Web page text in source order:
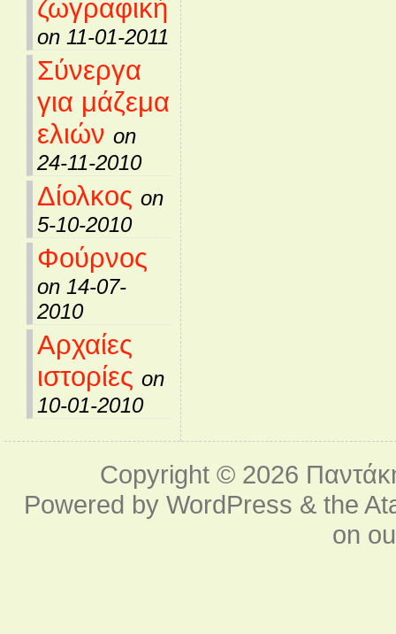
ζωγραφική
on 11-01-2011
Σύνεργα
για μάζεμα
ελιών on
24-11-2010
Δίολκος on
5-10-2010
Φούρνος
on 14-07-
2010
Αρχαίες
ιστορίες on
10-01-2010
Copyright © 2026
Powered byWordPress & the
on